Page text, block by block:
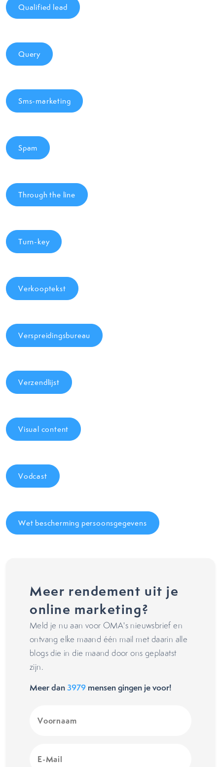
Qualified lead
Query
Sms-marketing
Spam
Through the line
Turn-key
Verkooptekst
Verspreidingsbureau
Verzendlijst
Visual content
Vodcast
Wet bescherming persoonsgegevens
Meer rendement uit je
online marketing?
Meld je nu aan voor OMA's nieuwsbrief en
ontvang elke maand één mail met daarin alle
blogs die in die maand door ons geplaatst
zijn.
Meer dan3979 mensen gingen je voor!
(Vereist)
Mail